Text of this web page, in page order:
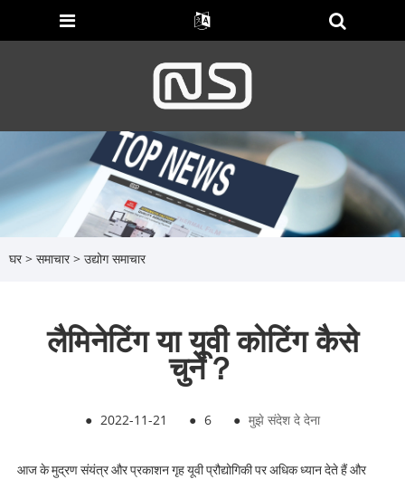
घर > समाचार> उद्योग समाचार
लैमिनेटिंग या यूवी कोटिंग कैसे
चुनें？
● 2022-11-21 ● 6 ● मुझे संदेश दे देना
आज के मुद्रण संयंत्र और प्रकाशन गृह यूवी प्रौद्योगिकी पर अधिक ध्यान देते हैं और